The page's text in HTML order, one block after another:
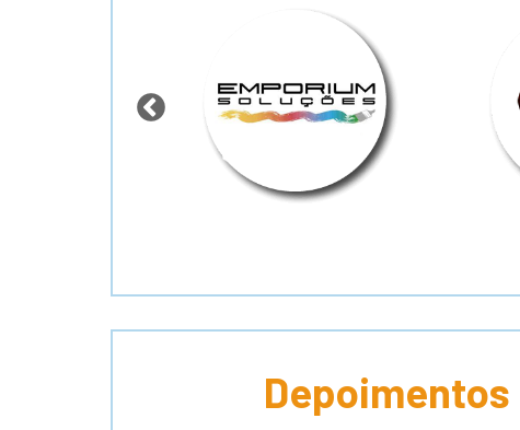
Depoimentos